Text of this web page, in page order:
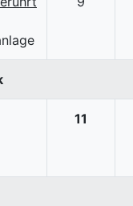
11